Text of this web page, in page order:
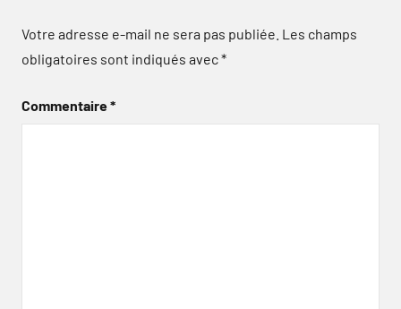
Votre adresse e-mail ne sera pas publiée. Les champs
obligatoires sont indiqués avec*
Commentaire*